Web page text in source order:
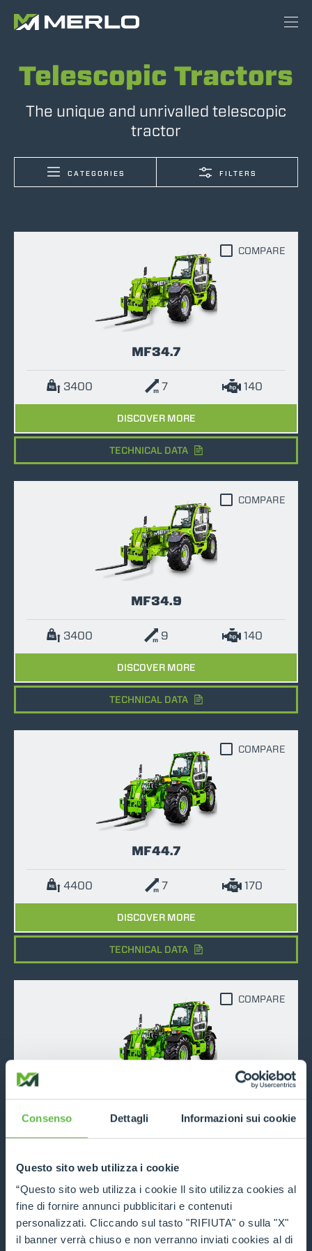
Consenso Dettagli Informazioni sui cookie
Questo sito web utilizza i cookie
“Questo sito web utilizza i cookie Il sito utilizza cookies al
fine di fornire annunci pubblicitari e contenuti
personalizzati. Cliccando sul tasto "RIFIUTA" o sulla "X"
il banner verrà chiuso e non verranno inviati cookies al di
Telescopic Tractors
The unique and unrivalled telescopic
tractor
CATEGORIES FILTERS
MF34.7
3400 7 140
DISCOVER MORE
COMPARE
TECHNICAL DATA
MF34.9
3400 9 140
DISCOVER MORE
COMPARE
TECHNICAL DATA
MF44.7
4400 7 170
DISCOVER MORE
COMPARE
TECHNICAL DATA
MF44.9
4400 9 170
DISCOVER MORE
COMPARE